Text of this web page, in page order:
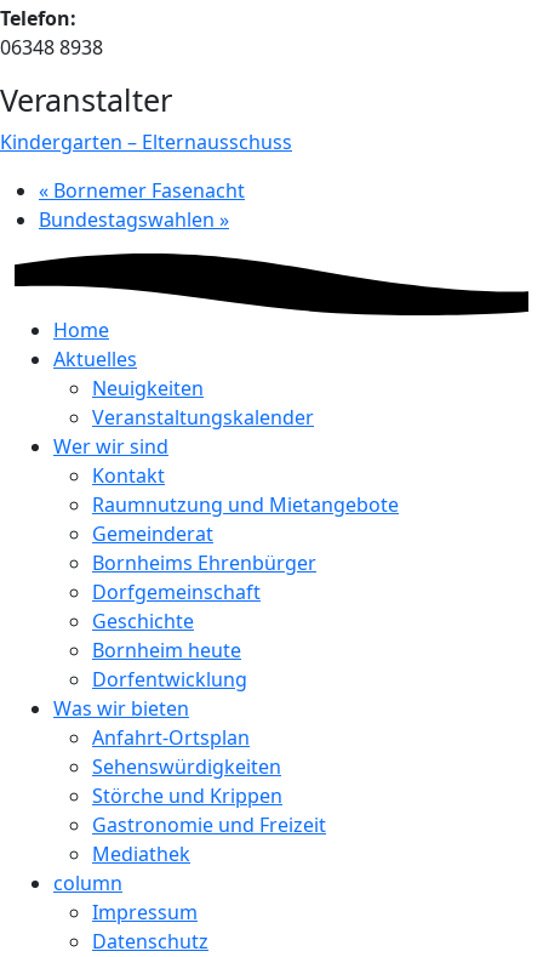
Telefon:
06348 8938
Veranstalter
Kindergarten – Elternausschuss
« Bornemer Fasenacht
Bundestagswahlen »
Home
Aktuelles
Neuigkeiten
Veranstaltungskalender
Wer wir sind
Kontakt
Raumnutzung und Mietangebote
Gemeinderat
Bornheims Ehrenbürger
Dorfgemeinschaft
Geschichte
Bornheim heute
Dorfentwicklung
Was wir bieten
Anfahrt-Ortsplan
Sehenswürdigkeiten
Störche und Krippen
Gastronomie und Freizeit
Mediathek
column
Impressum
Datenschutz